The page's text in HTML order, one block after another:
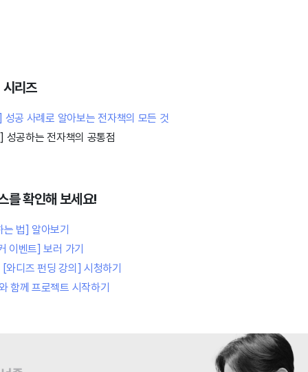
리즈
공 사례로 알아보는 전자책의 모든 것
공하는 전자책의 공통점
를 확인해 보세요!
법] 알아보기
이벤트] 보러 가기
디즈 펀딩 강의] 시청하기
함께 프로젝트 시작하기